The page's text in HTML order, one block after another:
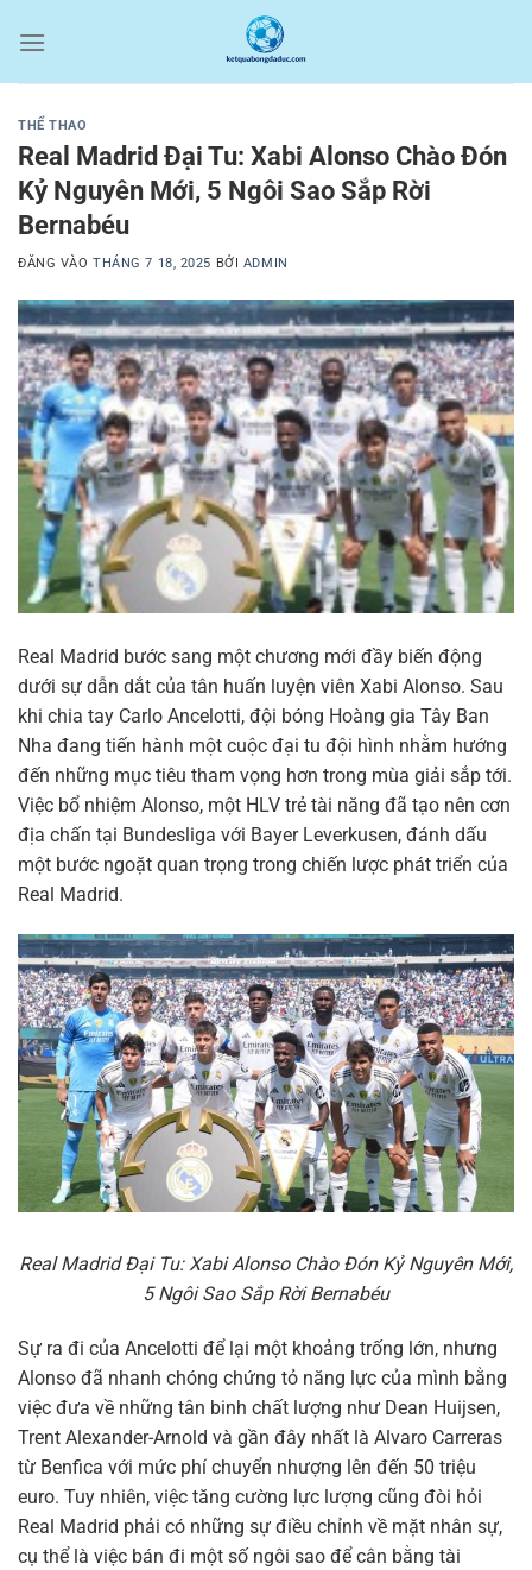
qua
THỂ THAO
Real Madrid Đại Tu: Xabi Alonso Chào Đón
Kỷ Nguyên Mới, 5 Ngôi Sao Sắp Rời
Bernabéu
ĐĂNG VÀOTHÁNG 7 18, 2025 BỞI ADMIN
Real Madrid bước sang một chương mới đầy biến động
dưới sự dẫn dắt của tân huấn luyện viên Xabi Alonso. Sau
khi chia tay Carlo Ancelotti, đội bóng Hoàng gia Tây Ban
Nha đang tiến hành một cuộc đại tu đội hình nhằm hướng
đến những mục tiêu tham vọng hơn trong mùa giải sắp tới.
Việc bổ nhiệm Alonso, một HLV trẻ tài năng đã tạo nên cơn
địa chấn tại Bundesliga với Bayer Leverkusen, đánh dấu
một bước ngoặt quan trọng trong chiến lược phát triển của
Real Madrid.
Real Madrid Đại Tu: Xabi Alonso Chào Đón Kỷ Nguyên Mới,
5 Ngôi Sao Sắp Rời Bernabéu
Sự ra đi của Ancelotti để lại một khoảng trống lớn, nhưng
Alonso đã nhanh chóng chứng tỏ năng lực của mình bằng
việc đưa về những tân binh chất lượng như Dean Huijsen,
Trent Alexander-Arnold và gần đây nhất là Alvaro Carreras
từ Benfica với mức phí chuyển nhượng lên đến 50 triệu
euro. Tuy nhiên, việc tăng cường lực lượng cũng đòi hỏi
Real Madrid phải có những sự điều chỉnh về mặt nhân sự,
cụ thể là việc bán đi một số ngôi sao để cân bằng tài